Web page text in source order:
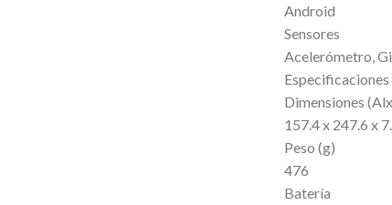
Android
Sensores
Acelerómetro,
Dimensiones
157.4 x 247.6 x
Peso (g)
476
Batería